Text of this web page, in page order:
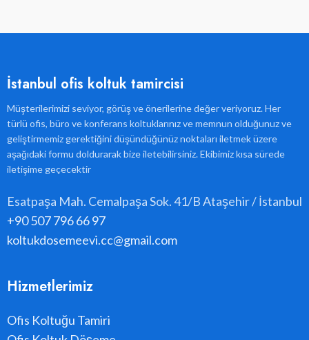
İstanbul ofis koltuk tamircisi
Müşterilerimizi seviyor, görüş ve önerilerine değer veriyoruz. Her
türlü ofis, büro ve konferans koltuklarınız ve memnun olduğunuz ve
geliştirmemiz gerektiğini düşündüğünüz noktaları iletmek üzere
aşağıdaki formu doldurarak bize iletebilirsiniz. Ekibimiz kısa sürede
iletişime geçecektir
Esatpaşa Mah. Cemalpaşa Sok. 41/B Ataşehir / İstanbul
+90 507 796 66 97
koltukdosemeevi.cc@gmail.com
Hizmetlerimiz
Ofis Koltuğu Tamiri